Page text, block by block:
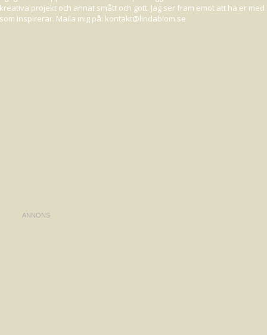
projekt och annat smått och gott. Jag ser fram emot att ha er
inspirerar. Maila mig på: kontakt@lindablom.se
AUSSIE-PRODUKTER